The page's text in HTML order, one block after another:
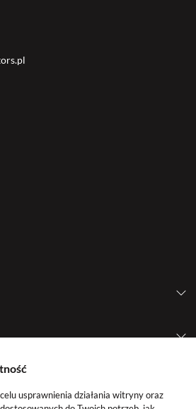
usprawnienia działania witryny oraz